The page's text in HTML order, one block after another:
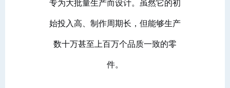
专为大批量生产而设计。虽然它的初
始投入高、制作周期长，但能够生产
数十万甚至上百万个品质一致的零
件。